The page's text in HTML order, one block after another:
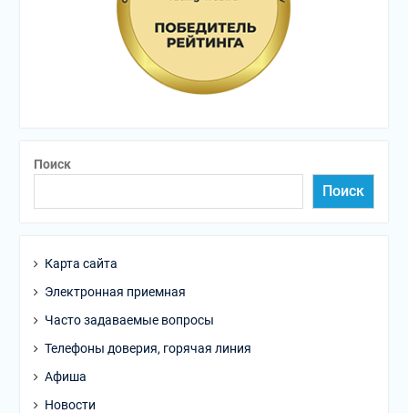
Поиск
Поиск
Карта сайта
Электронная приемная
Часто задаваемые вопросы
Телефоны доверия, горячая линия
Афиша
Новости